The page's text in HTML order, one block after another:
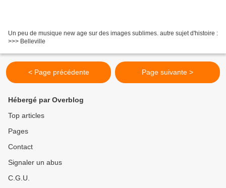
Un peu de musique new age sur des images sublimes. autre sujet d'histoire :
>>> Belleville
< Page précédente Page suivante >
Hébergé par Overblog
Top articles
Pages
Contact
Signaler un abus
C.G.U.